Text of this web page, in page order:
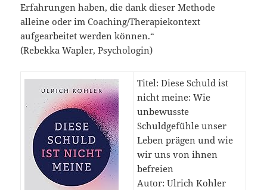
Erfahrungen haben, die dank dieser Methode
alleine oder im Coaching/Therapiekontext
aufgearbeitet werden können.“
(Rebekka Wapler, Psychologin)
Titel: Diese Schuld ist
nicht meine: Wie
unbewusste
Schuldgefühle unser
Leben prägen und wie
wir uns von ihnen
befreien
Autor: Ulrich Kohler